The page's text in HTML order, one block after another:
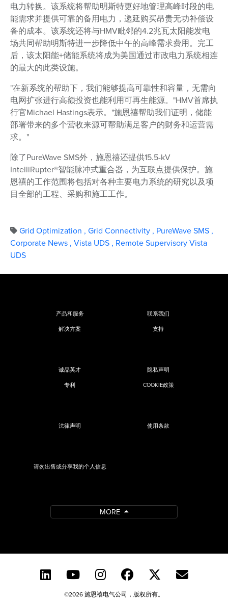
电力转换。该系统将帮助明斯特更好地管理高峰时段的电
能需求并提供可靠的备用电力，递延购买昂贵无功补偿设
备的成本。该系统还将与HMV毗邻的4.2兆瓦太阳能发电
场共同帮助明斯特进一步降低中午的高峰需求费用。完工
后，该太阳能+储能系统将成为美国通过市政电力系统相连
的最大的此类设施。
"在新系统的帮助下，我们能够提高可靠性和容量，无需向
电网扩张进行高额投资也能利用可再生能源。"HMV首席执
行官Michael Hastings表示。"施恩禧帮助我们证明，储能
部署带来的多个营收来源可帮助满足客户的财务和运营需
求。"
除了PureWave SMS外，施恩禧还提供15.5-kV
IntelliRupter®智能脉冲式重合器，为互联点提供保护。施
恩禧的工作范围将包括对各种主要电力系统的研究以及项
目全部的工程、采购和施工工作。
Grid Optimization , Grid Connectivity , PureWave SMS ,
Corporate News , Vista UDS , Remote Supervisory Vista
UDS
产品和服务
解决方案
联系我们
支持
诚品英才
专利
隐私声明
COOKIE政策
法律声明 使用条款
请勿出售或分享我的个人信息
MORE
©2026 施恩禧电气公司，版权所有。